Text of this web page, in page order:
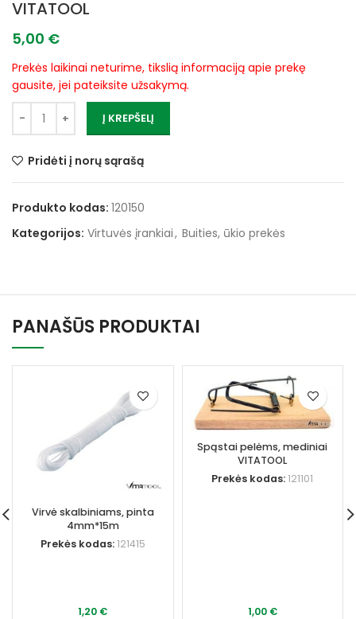
VITATOOL
5,00 €
Prekės laikinai neturime, tikslią informaciją apie prekę
gausite, jei pateiksite užsakymą.
Į KREPŠELĮ
Pridėti į norų sąrašą
Produkto kodas: 120150
Kategorijos: Virtuvės įrankiai, Buities, ūkio prekės
PANAŠŪS PRODUKTAI
Virvė skalbiniams, pinta
4mm*15m
Prekės kodas:121415
1,20 €
Spąstai pelėms, mediniai
VITATOOL
Prekės kodas:121101
1,00 €